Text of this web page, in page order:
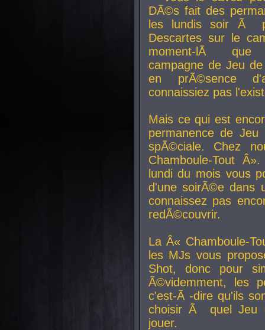
DÃ©s fait des
les lundis soir Ã
Descartes sur le
moment-lÃ que
campagne de Jeu
en prÃ©sence
connaissiez pas
Mais ce qui est
permanence de
spÃ©ciale. Chez
Chamboule-Tout
lundi du mois vous
d'une soirÃ©e dans
connaissez pas
redÃ©couvrir.
La Â« Chamboule-
les MJs vous
Shot, donc pour
Ã©videmment, les
c'est-Ã -dire qu'ils
choisir Ã quel Jeu
jouer.